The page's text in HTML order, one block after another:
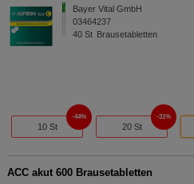
Bayer Vital GmbH
03464237
40 St Brausetabletten
10 St
44%
20 St
31%
ACC akut 600 Brausetabletten